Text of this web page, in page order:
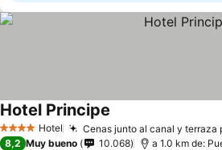
4 EstrellasHotel Cenas junto al canal y terraza
Hotel Principe
8,2 Muy bueno 10.068 a 1.0 km de: